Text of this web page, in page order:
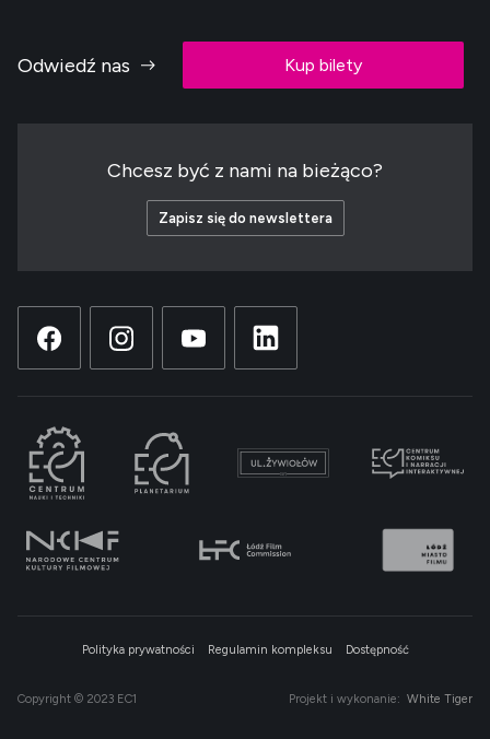
Odwiedź nas Kup bilety
Chcesz być z nami na bieżąco?
Zapisz się do newslettera
Polityka prywatności Regulamin kompleksu Dostępność
Copyright © 2023 EC1 Projekt i wykonanie: White Tiger